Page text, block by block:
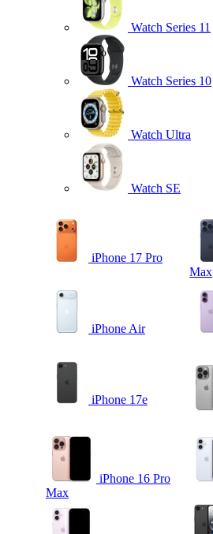
Watch Series 11
Watch Series 10
Watch Ultra
Watch SE
iPhone 17 Pro
Max
iPhone Air
iPhone 17e
iPhone 16 Pro
Max